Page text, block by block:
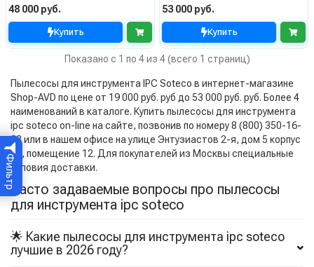
Фильтр
48 000 руб.
Купить
53 000 руб.
Купить
Показано с 1 по 4 из 4 (всего 1 страниц)
Пылесосы для инструмента IPC Soteco в интернет-магазине
Shop-AVD по цене от 19 000 руб. руб до 53 000 руб. руб. Более 4
наименований в каталоге. Купить пылесосы для инструмента
ipc soteco on-line на сайте, позвонив по номеру 8 (800) 350-16-
98 или в нашем офисе на улице Энтузиастов 2-я, дом 5 корпус
17, помещение 12. Для покупателей из Москвы специальные
условия доставки.
Часто задаваемые вопросы про пылесосы
для инструмента ipc soteco
🌟 Какие пылесосы для инструмента ipc soteco
лучшие в 2026 году?